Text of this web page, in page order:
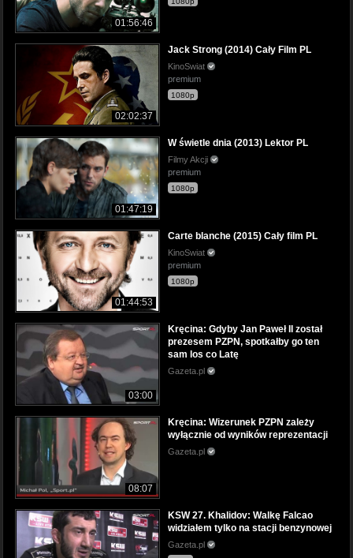
01:56:46
02:02:37
Jack Strong (2014) Cały Film PL
KinoSwiat
premium
1080p
01:47:19
W świetle dnia (2013) Lektor PL
Filmy Akcji
premium
1080p
01:44:53
Carte blanche (2015) Cały film PL
KinoSwiat
premium
1080p
03:00
Kręcina: Gdyby Jan Paweł II został
prezesem PZPN, spotkałby go ten
sam los co Latę
Gazeta.pl
08:07
Kręcina: Wizerunek PZPN zależy
wyłącznie od wyników reprezentacji
Gazeta.pl
KSW 27. Khalidov: Walkę Falcao
widziałem tylko na stacji benzynowej
Gazeta.pl